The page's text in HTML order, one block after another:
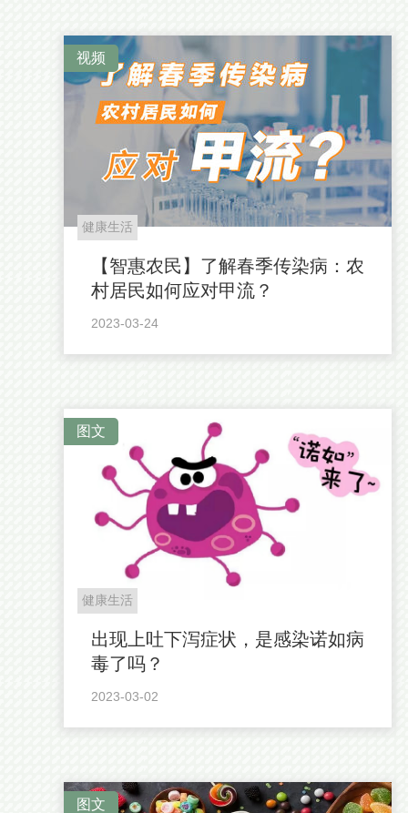
视频
健康生活
【智惠农民】了解春季传染病：农
村居民如何应对甲流？
2023-03-24
图文
健康生活
出现上吐下泻症状，是感染诺如病
毒了吗？
2023-03-02
图文